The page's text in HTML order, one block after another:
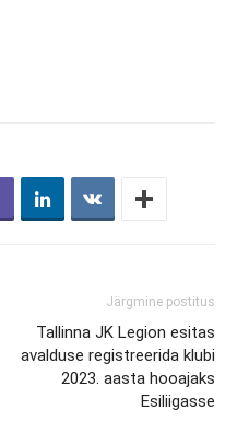
Järgmine postitus
Tallinna JK Legion esitas
avalduse registreerida klubi
2023. aasta hooajaks
Esiliigasse